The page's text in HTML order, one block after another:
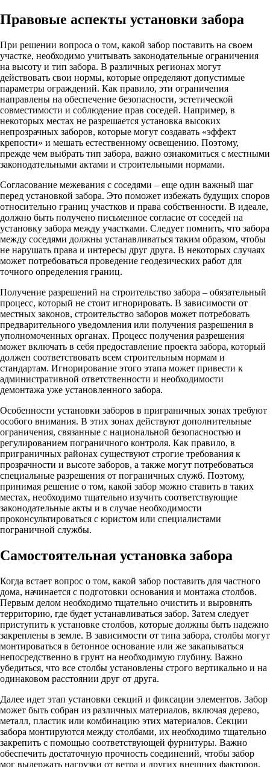
Правовые аспекты установки забора
При решении вопроса о том, какой забор поставить на своем
участке, необходимо учитывать законодательные ограничения
на высоту и тип забора. В различных регионах могут
действовать свои нормы, которые определяют допустимые
параметры ограждений. Как правило, эти ограничения
направлены на обеспечение безопасности, эстетической
совместимости и соблюдение прав соседей. Например, в
некоторых местах не разрешается установка высоких
непрозрачных заборов, которые могут создавать «эффект
крепости» и мешать естественному освещению. Поэтому,
прежде чем выбрать тип забора, важно ознакомиться с местными
законодательными актами и строительными нормами.
Согласование межевания с соседями – еще один важный шаг
перед установкой забора. Это поможет избежать будущих споров
относительно границ участков и права собственности. В идеале,
должно быть получено письменное согласие от соседей на
установку забора между участками. Следует помнить, что забора
между соседями должны устанавливаться таким образом, чтобы
не нарушать права и интересы друг друга. В некоторых случаях
может потребоваться проведение геодезических работ для
точного определения границ.
Получение разрешений на строительство забора – обязательный
процесс, который не стоит игнорировать. В зависимости от
местных законов, строительство заборов может потребовать
предварительного уведомления или получения разрешения в
уполномоченных органах. Процесс получения разрешения
может включать в себя предоставление проекта забора, который
должен соответствовать всем строительным нормам и
стандартам. Игнорирование этого этапа может привести к
административной ответственности и необходимости
демонтажа уже установленного забора.
Особенности установки заборов в приграничных зонах требуют
особого внимания. В этих зонах действуют дополнительные
ограничения, связанные с национальной безопасностью и
регулированием пограничного контроля. Как правило, в
приграничных районах существуют строгие требования к
прозрачности и высоте заборов, а также могут потребоваться
специальные разрешения от пограничных служб. Поэтому,
принимая решение о том, какой забор можно ставить в таких
местах, необходимо тщательно изучить соответствующие
законодательные акты и в случае необходимости
проконсультироваться с юристом или специалистами
пограничной службы.
Самостоятельная установка забора
Когда встает вопрос о том, какой забор поставить для частного
дома, начинается с подготовки основания и монтажа столбов.
Первым делом необходимо тщательно очистить и выровнять
территорию, где будет устанавливаться забор. Затем следует
приступить к установке столбов, которые должны быть надежно
закреплены в земле. В зависимости от типа забора, столбы могут
монтироваться в бетонное основание или же закапываться
непосредственно в грунт на необходимую глубину. Важно
убедиться, что все столбы установлены строго вертикально и на
одинаковом расстоянии друг от друга.
Далее идет этап установки секций и фиксации элементов. Забор
может быть собран из различных материалов, включая дерево,
металл, пластик или комбинацию этих материалов. Секции
забора монтируются между столбами, их необходимо тщательно
закрепить с помощью соответствующей фурнитуры. Важно
обеспечить достаточную прочность соединений, чтобы забор
мог выдержать нагрузки от ветра и других внешних факторов.